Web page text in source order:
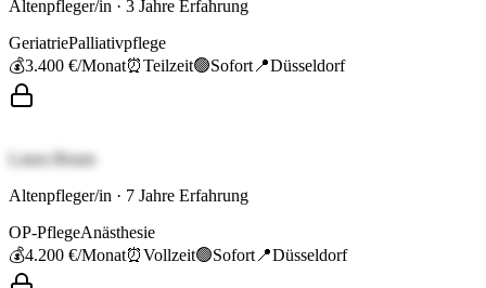
Altenpfleger/in · 3 Jahre Erfahrung
GeriatriePalliativpflege
💰3.400 €/Monat⏰Teilzeit🟢Sofort 📍Düsseldorf
Laura Braun
Altenpfleger/in · 7 Jahre Erfahrung
OP-PflegeAnästhesie
💰4.200 €/Monat⏰Vollzeit🟢Sofort 📍Düsseldorf